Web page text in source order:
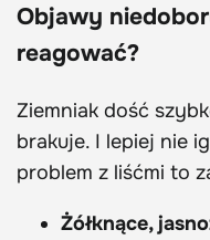
Objawy
reagować?
Ziemniak dość
brakuje. I lepiej nie
problem z liśćmi to
Żółknące,